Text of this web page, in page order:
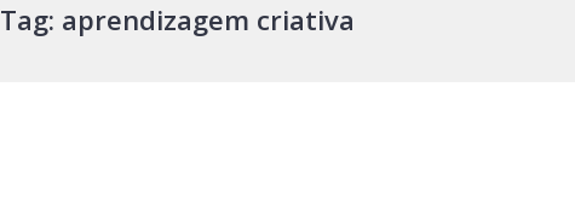
Tag: aprendizagem criativa